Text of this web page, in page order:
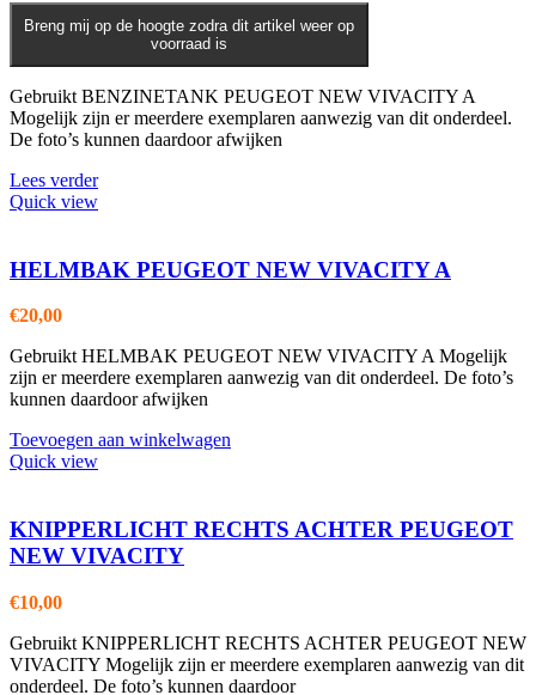
Breng mij op de hoogte zodra dit artikel weer op
voorraad is
Gebruikt BENZINETANK PEUGEOT NEW VIVACITY A
Mogelijk zijn er meerdere exemplaren aanwezig van dit onderdeel.
De foto’s kunnen daardoor afwijken
Lees verder
Quick view
HELMBAK PEUGEOT NEW VIVACITY A
€20,00
Gebruikt HELMBAK PEUGEOT NEW VIVACITY A Mogelijk
zijn er meerdere exemplaren aanwezig van dit onderdeel. De foto’s
kunnen daardoor afwijken
Toevoegen aan winkelwagen
Quick view
KNIPPERLICHT RECHTS ACHTER PEUGEOT
NEW VIVACITY
€10,00
Gebruikt KNIPPERLICHT RECHTS ACHTER PEUGEOT NEW
VIVACITY Mogelijk zijn er meerdere exemplaren aanwezig van dit
onderdeel. De foto’s kunnen daardoor